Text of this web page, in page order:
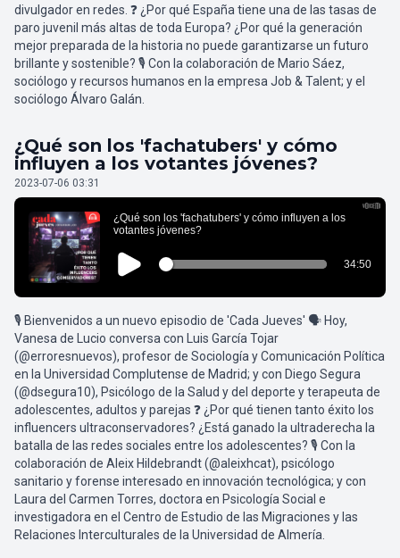
divulgador en redes. ❓ ¿Por qué España tiene una de las tasas de
paro juvenil más altas de toda Europa? ¿Por qué la generación
mejor preparada de la historia no puede garantizarse un futuro
brillante y sostenible? 🎙️ Con la colaboración de Mario Sáez,
sociólogo y recursos humanos en la empresa Job & Talent; y el
sociólogo Álvaro Galán.
¿Qué son los 'fachatubers' y cómo
influyen a los votantes jóvenes?
2023-07-06 03:31
🎙️ Bienvenidos a un nuevo episodio de 'Cada Jueves' 🗣️ Hoy,
Vanesa de Lucio conversa con Luis García Tojar
(@erroresnuevos), profesor de Sociología y Comunicación Política
en la Universidad Complutense de Madrid; y con Diego Segura
(@dsegura10), Psicólogo de la Salud y del deporte y terapeuta de
adolescentes, adultos y parejas ❓ ¿Por qué tienen tanto éxito los
influencers ultraconservadores? ¿Está ganado la ultraderecha la
batalla de las redes sociales entre los adolescentes? 🎙️ Con la
colaboración de Aleix Hildebrandt (@aleixhcat), psicólogo
sanitario y forense interesado en innovación tecnológica; y con
Laura del Carmen Torres, doctora en Psicología Social e
investigadora en el Centro de Estudio de las Migraciones y las
Relaciones Interculturales de la Universidad de Almería.